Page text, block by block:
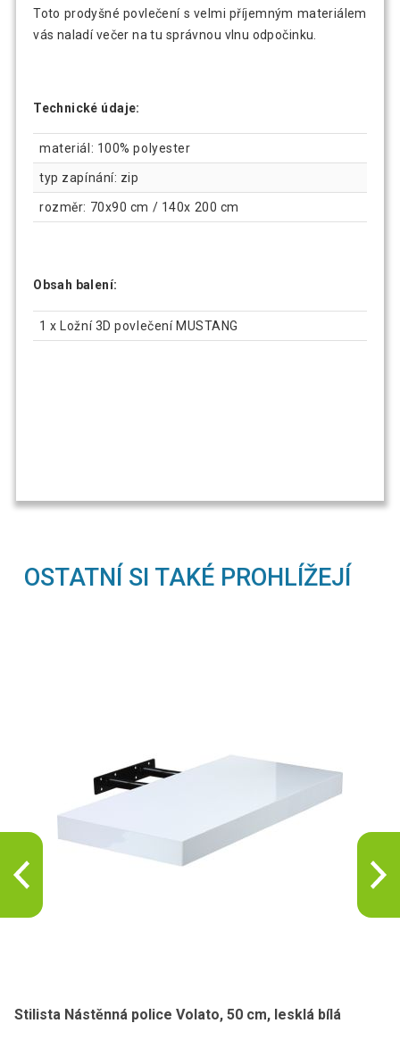
Toto prodyšné povlečení s velmi příjemným materiálem
vás naladí večer na tu správnou vlnu odpočinku.
Technické údaje:
materiál: 100% polyester
typ zapínání: zip
rozměr: 70x90 cm / 140x 200 cm
Obsah balení:
1 x Ložní 3D povlečení MUSTANG
OSTATNÍ SI TAKÉ PROHLÍŽEJÍ
Stilista Nástěnná police Volato, 50 cm, lesklá bílá